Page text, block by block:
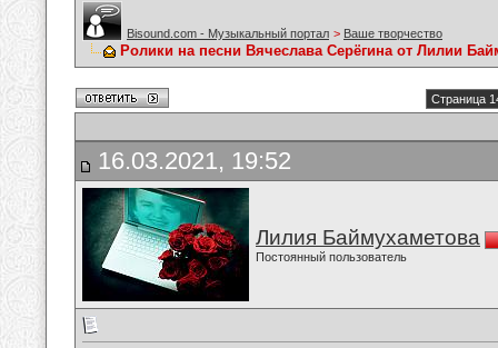
Bisound.com - Музыкальный портал > Ваше творчество
Ролики на песни Вячеслава Серёгина от Лилии
Страница
16.03.2021, 19:52
Лилия Баймухаметова
Постоянный пользователь